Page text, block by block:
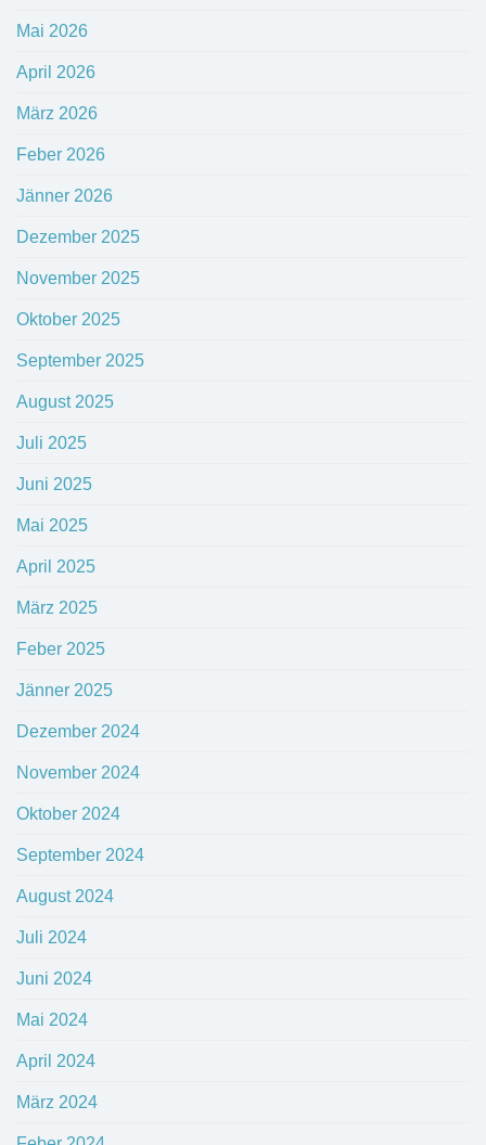
Mai 2026
April 2026
März 2026
Feber 2026
Jänner 2026
Dezember 2025
November 2025
Oktober 2025
September 2025
August 2025
Juli 2025
Juni 2025
Mai 2025
April 2025
März 2025
Feber 2025
Jänner 2025
Dezember 2024
November 2024
Oktober 2024
September 2024
August 2024
Juli 2024
Juni 2024
Mai 2024
April 2024
März 2024